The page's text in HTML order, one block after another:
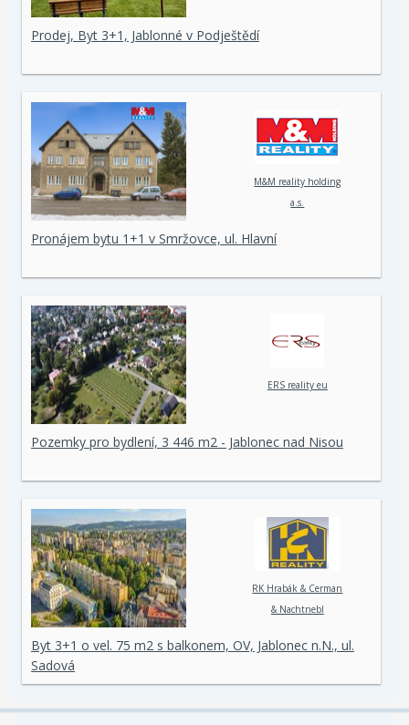
Prodej, Byt 3+1, Jablonné v Podještědí
M&M reality holding
a.s.
Pronájem bytu 1+1 v Smržovce, ul. Hlavní
ERS reality eu
Pozemky pro bydlení, 3 446 m2 - Jablonec nad Nisou
RK Hrabák & Cerman
& Nachtnebl
Byt 3+1 o vel. 75 m2 s balkonem, OV, Jablonec n.N., ul.
Sadová